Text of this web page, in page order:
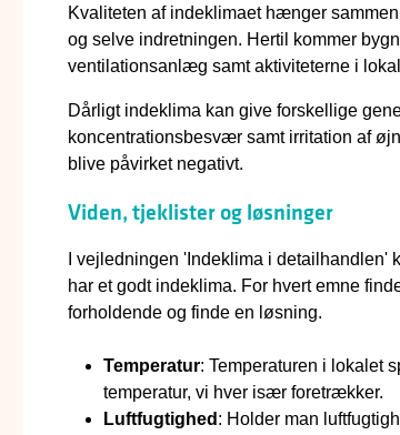
Kvaliteten af indeklimaet hænger
og selve indretningen. Hertil kommer
ventilationsanlæg samt aktiviteterne i
Dårligt indeklima kan give forskellige
koncentrationsbesvær samt irritation af
blive påvirket negativt.
Viden, tjeklister og løsninger
I vejledningen 'Indeklima i detailhandlen'
har et godt indeklima. For hvert emne
forholdende og finde en løsning.
Temperatur: Temperaturen i lokalet
temperatur, vi hver især foretrækker.
Luftfugtighed : Holder man